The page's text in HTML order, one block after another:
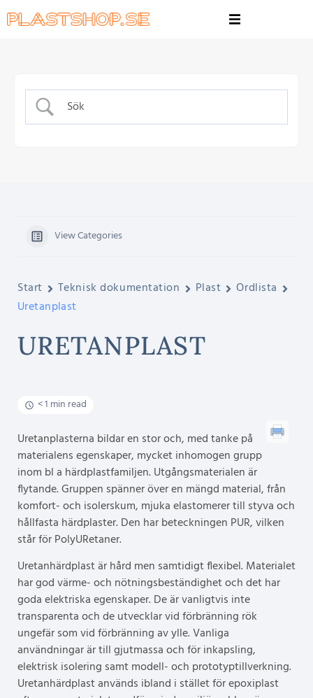
View Categories
Start Teknisk dokumentation Plast
Ordlista
Uretanplast
URETANPLAST
< 1 min read
Uretanplasterna bildar en stor och, med tanke på
materialens egenskaper, mycket inhomogen grupp
inom bl a härdplastfamiljen. Utgångsmaterialen är
flytande. Gruppen spänner över en mängd material, från
komfort- och isolerskum, mjuka elastomerer till styva och
hållfasta härdplaster. Den har beteckningen PUR, vilken
står för PolyURetaner.
Uretanhärdplast är hård men samtidigt flexibel. Materialet
har god värme- och nötningsbeständighet och det har
goda elektriska egenskaper. De är vanligtvis inte
transparenta och de utvecklar vid förbränning rök
ungefär som vid förbränning av ylle. Vanliga
användningar är till gjutmassa och för inkapsling,
elektrisk isolering samt modell- och prototyptillverkning.
Uretanhärdplast används ibland i stället för epoxiplast